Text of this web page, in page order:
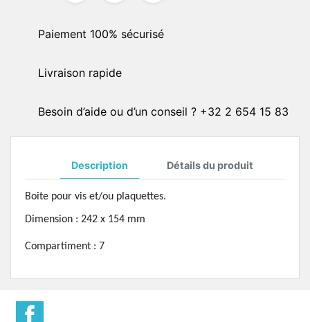
Paiement 100% sécurisé
Livraison rapide
Besoin d’aide ou d’un conseil ? +32 2 654 15 83
Description Détails du produit
Boite pour vis et/ou plaquettes.
Dimension : 242 x 154 mm
Compartiment : 7